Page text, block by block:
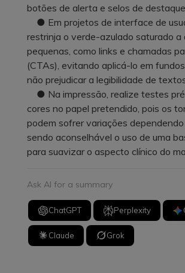
botões de alerta e selos de destaque.
● Em projetos de interface de
restrinja o verde-azulado saturado a
pequenas, como links e chamadas
(CTAs), evitando aplicá-lo em
não prejudicar a legibilidade de
● Na impressão, realize testes
cores no papel pretendido, pois os
podem sofrer variações dependendo
sendo aconselhável o uso de uma
para suavizar o aspecto clínico do
Ask AI for a summary
ChatGPT Perplexity
Claude Grok